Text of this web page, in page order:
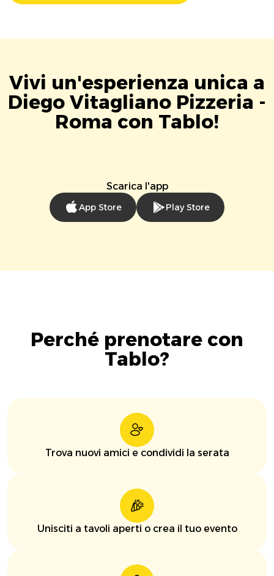
Vivi un'esperienza unica a
Diego Vitagliano Pizzeria -
Roma con Tablo!
Scarica l'app
App Store Play Store
Perché prenotare con
Tablo?
Trova nuovi amici e condividi la serata
Unisciti a tavoli aperti o crea il tuo evento